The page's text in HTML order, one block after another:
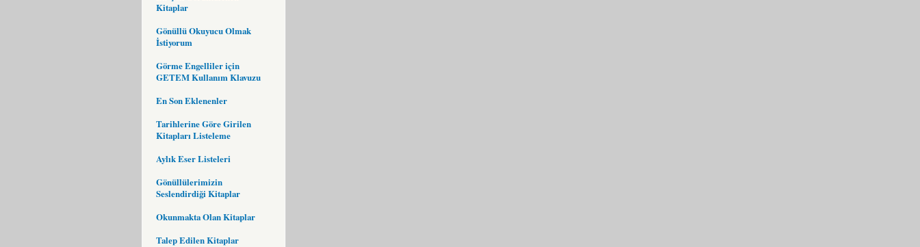
Kitaplar
Gönüllü Okuyucu Olmak
İstiyorum
Görme Engelliler için
GETEM Kullanım Klavuzu
En Son Eklenenler
Tarihlerine Göre Girilen
Kitapları Listeleme
Aylık Eser Listeleri
Gönüllülerimizin
Seslendirdiği Kitaplar
Okunmakta Olan Kitaplar
Talep Edilen Kitaplar